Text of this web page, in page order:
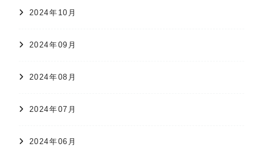
2024年10月
2024年09月
2024年08月
2024年07月
2024年06月